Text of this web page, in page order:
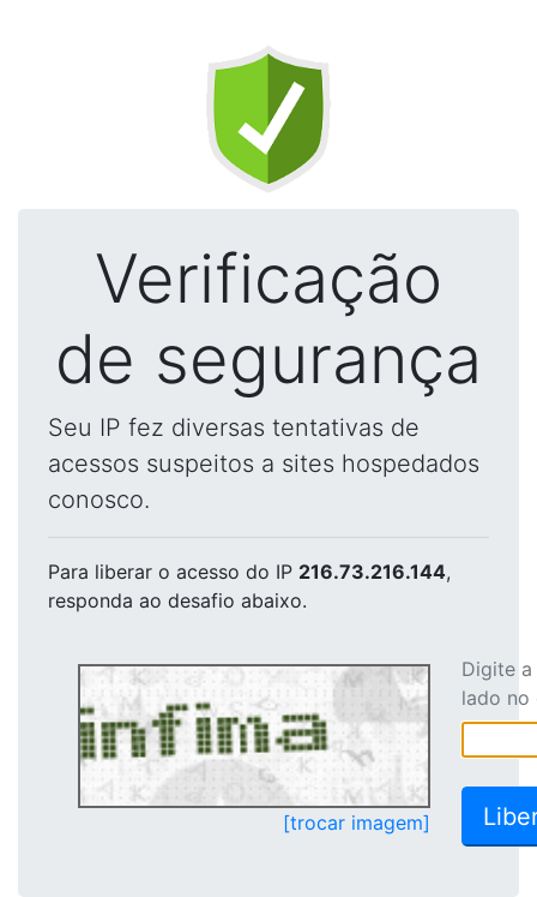
Verificação
de segurança
Seu IP fez diversas tentativas de
acessos suspeitos a sites hospedados
conosco.
Para liberar o acesso do IP 216.73.216.144,
responda ao desafio abaixo.
[trocar imagem]
Digite
lado no